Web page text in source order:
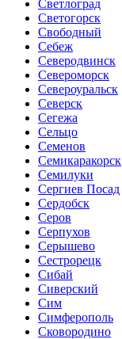
Светлоград
Светогорск
Свободный
Себеж
Северодвинск
Североморск
Североуральск
Северск
Сегежа
Сельцо
Семенов
Семикаракорск
Семилуки
Сергиев Посад
Сердобск
Серов
Серпухов
Серышево
Сестрорецк
Сибай
Сиверский
Сим
Симферополь
Сковородино